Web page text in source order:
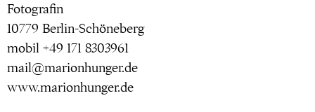
Fotografin
10779 Berlin-Schöneberg
mobil +49 171 8303961
mail@marionhunger.de
www.marionhunger.de